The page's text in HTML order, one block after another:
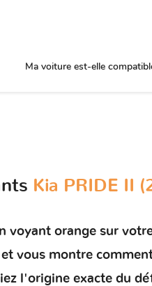
Ma voiture est-elle
Kia PRIDE II
voyant orange sur
vous montre
l'origine exacte du